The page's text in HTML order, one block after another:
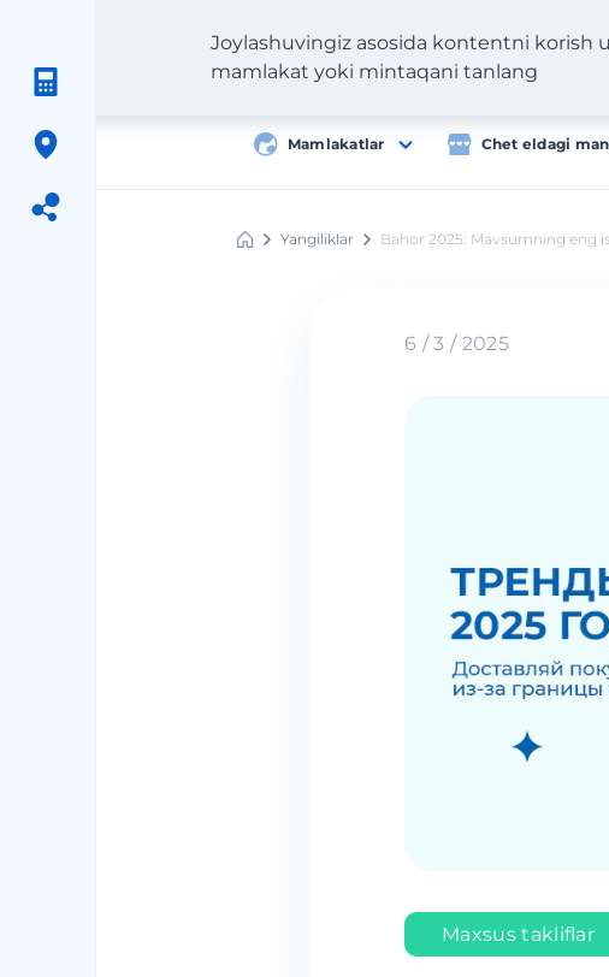
Mamlakatlar Chet eldagi
Joylashuvingiz asosida kontentni korish
mamlakat yoki mintaqani tanlang
Meest Yangiliklar Bahor 2025: Mavsumning eng
6 / 3 / 2025
Maxsus takliflar